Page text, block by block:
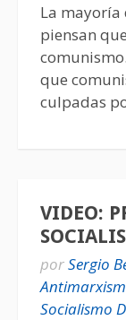
La mayoría
piensan
que
culpadas
VIDEO:
porSergio
Socialismo